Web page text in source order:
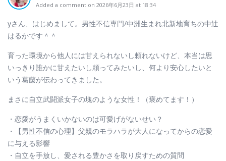
Added a comment on 2026年6月23日 at 18:34
yさん、はじめまして。男性不信専門/中洲生まれ北新地育ちの中辻
はるかです＾＾
育った環境から他人には甘えられないし頼れないけど、本当は思
いっきり誰かに甘えたいし頼ってみたいし、何より安心したいと
いう葛藤が伝わってきました。
まさに自立武闘派女子の塊のような女性！（褒めてます！）
・恋愛がうまくいかないのは可愛げがないせい？
・【男性不信の心理】父親のモラハラが大人になってからの恋愛
に与える影響
・自立を手放し、愛される豊かさを取り戻すための質問